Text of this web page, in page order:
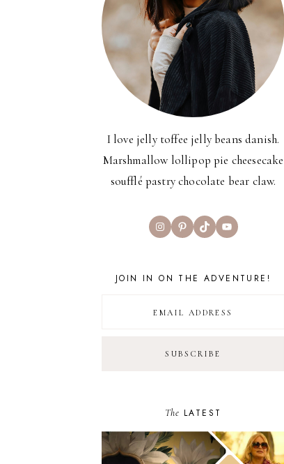
I love jelly toffee jelly beans danish.
Marshmallow lollipop pie cheesecake
soufflé pastry chocolate bear claw.
InstagramPinterest
TikTokYouTube
JOIN IN ON THE ADVENTURE!
The LATEST